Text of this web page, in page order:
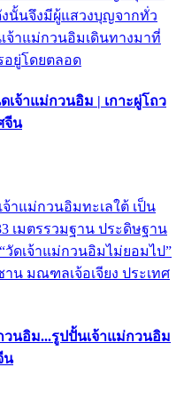
นั้นจึงมีผู้แสวงบุญจากทั่ว
จ้าแม่กวนอิมเดินทางมาที่
อยู่โดยตลอด
จ้าแม่กวนอิม | เกาะผู่โถว
จีน
าแม่กวนอิมทะเลใต้ เป็น
เมตรรวมฐาน ประดิษฐาน
ดเจ้าแม่กวนอิมไม่ยอมไป”
น มณฑลเจ้อเจียง ประเทศ
วนอิม...รูปปั้นเจ้าแม่กวนอิม
น